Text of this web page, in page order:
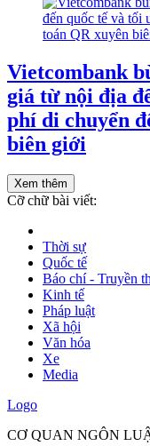
Vietcombank
giá từ nội địa
phí di chuyển
biên giới
Xem thêm
Cỡ chữ bài viết:
Thời sự
Quốc tế
Báo chí - Truyền
Kinh tế
Pháp luật
Xã hội
Văn hóa
Xe
Media
Logo
CƠ QUAN NGÔN